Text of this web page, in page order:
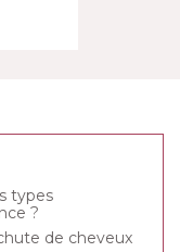
types
?
de cheveux